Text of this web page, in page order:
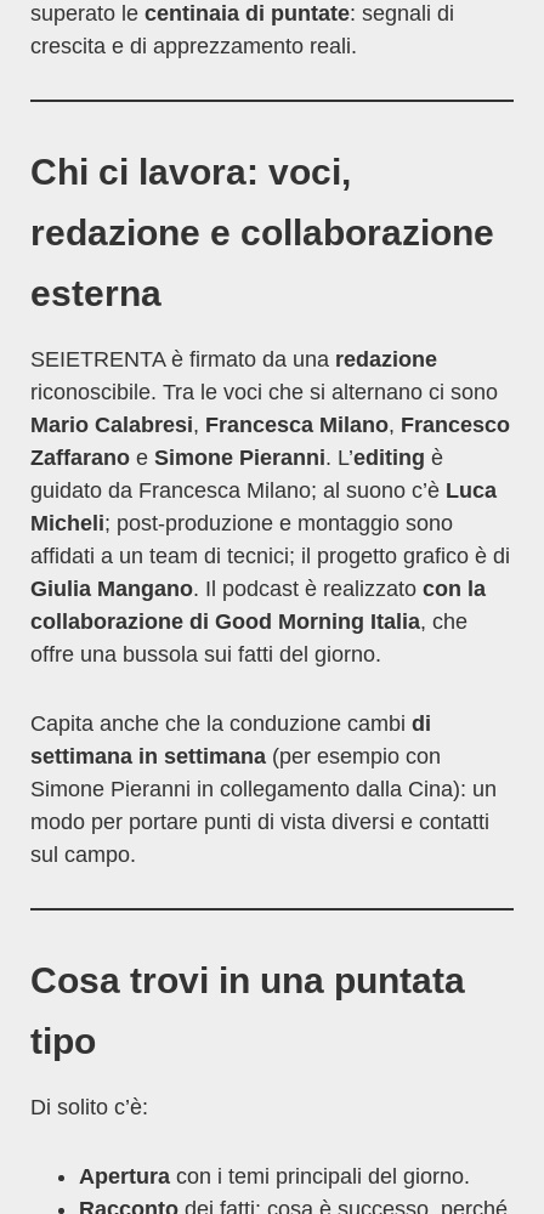
superato le centinaia di puntate: segnali di
crescita e di apprezzamento reali.
Chi ci lavora: voci,
redazione e collaborazione
esterna
SEIETRENTA è firmato da una redazione
riconoscibile. Tra le voci che si alternano ci sono
Mario Calabresi, Francesca Milano, Francesco
Zaffarano e Simone Pieranni. L’editing è
guidato da Francesca Milano; al suono c’è Luca
Micheli; post-produzione e montaggio sono
affidati a un team di tecnici; il progetto grafico è di
Giulia Mangano. Il podcast è realizzato con la
collaborazione di Good Morning Italia, che
offre una bussola sui fatti del giorno.
Capita anche che la conduzione cambi di
settimana in settimana (per esempio con
Simone Pieranni in collegamento dalla Cina): un
modo per portare punti di vista diversi e contatti
sul campo.
Cosa trovi in una puntata
tipo
Di solito c’è:
Apertura con i temi principali del giorno.
Racconto dei fatti: cosa è successo, perché